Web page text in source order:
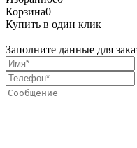
Корзина0
Купить в один клик
Заполните данные для